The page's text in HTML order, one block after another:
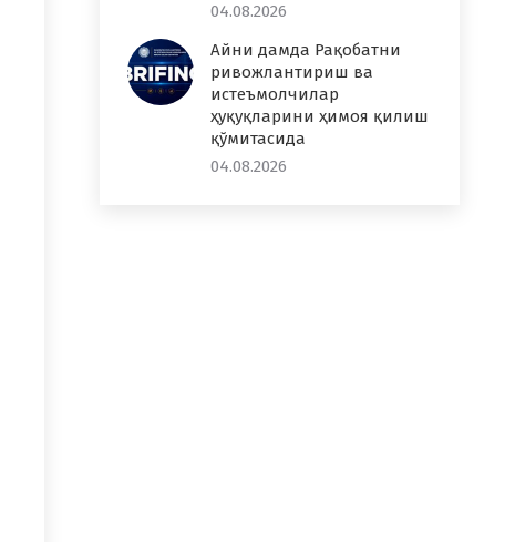
04.08.2026
Айни дамда Рақобатни
ривожлантириш ва
истеъмолчилар
ҳуқуқларини ҳимоя қилиш
қўмитасида
04.08.2026